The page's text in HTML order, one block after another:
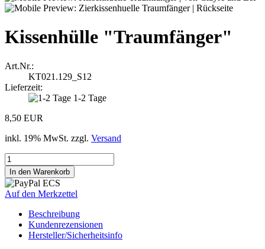
Kissenhülle "Traumfänger"
Art.Nr.:
KT021.129_S12
Lieferzeit:
1-2 Tage
8,50 EUR
inkl. 19% MwSt. zzgl. Versand
Auf den Merkzettel
Beschreibung
Kundenrezensionen
Hersteller/Sicherheitsinfo